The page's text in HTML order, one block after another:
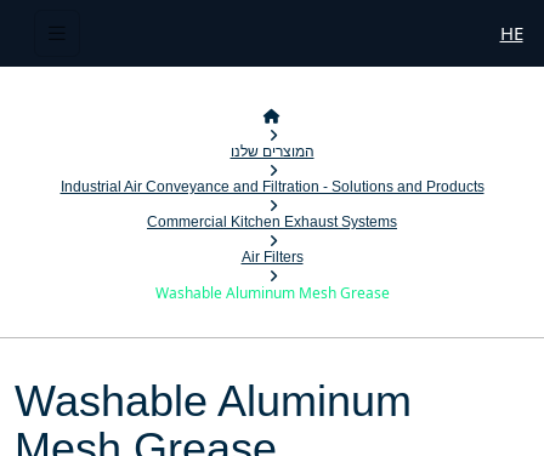
HE
המוצרים שלנו
Industrial Air Conveyance and Filtration - Solutions and Products
Commercial Kitchen Exhaust Systems
Air Filters
Washable Aluminum Mesh Grease
Washable Aluminum